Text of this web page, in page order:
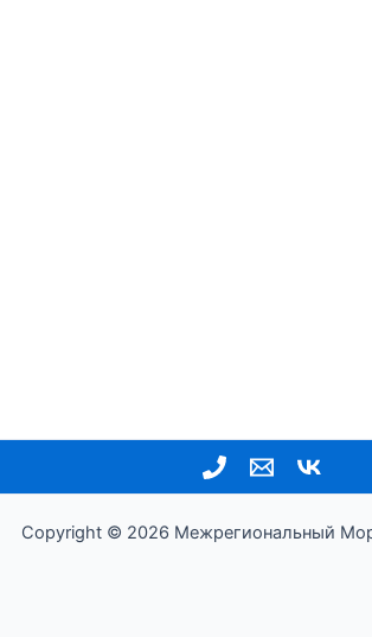
Copyright © 2026 Межрегиональный